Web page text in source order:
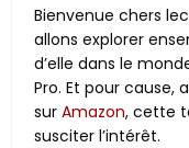
Bienvenue chers
allons explorer
d’elle dans le
Pro. Et pour cause,
surAmazon, cette
susciter l’intérêt.